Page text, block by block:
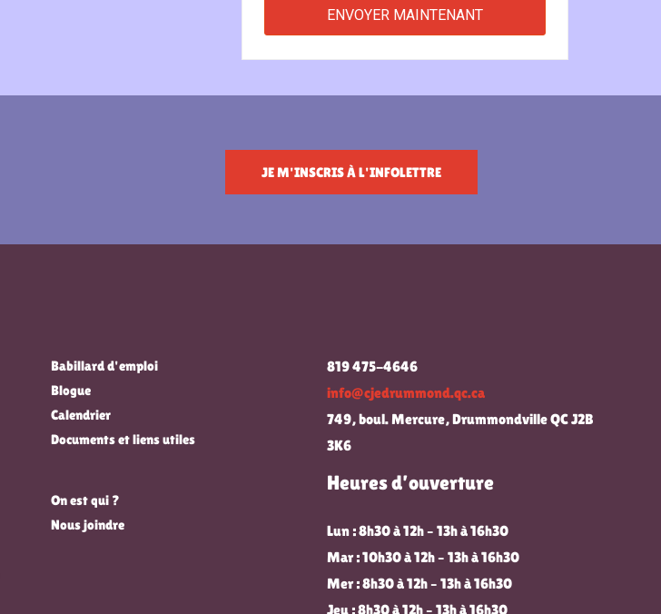
JE M'INSCRIS À L'INFOLETTRE
Babillard d'emploi
Blogue
Calendrier
Documents et liens utiles
On est qui ?
Nous joindre
819 475-4646
info@cjedrummond.qc.ca
749, boul. Mercure, Drummondville QC J2B
3K6
Heures d’ouverture
Lun : 8h30 à 12h – 13h à 16h30
Mar : 10h30 à 12h – 13h à 16h30
Mer : 8h30 à 12h – 13h à 16h30
Jeu : 8h30 à 12h – 13h à 16h30